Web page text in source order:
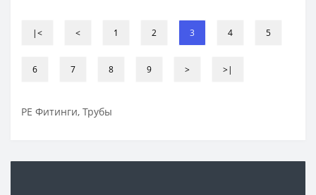
|< < 1 2 3 4 5
6 7 8 9 > >|
PE Фитинги, Трубы